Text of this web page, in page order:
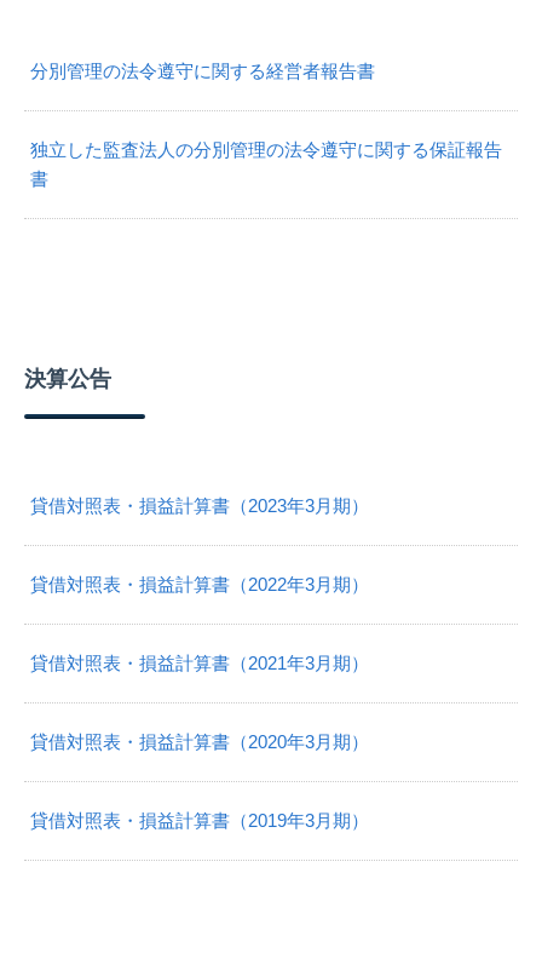
分別管理の法令遵守に関する経営者報告書
独立した監査法人の分別管理の法令遵守に関する保証報告
書
決算公告
貸借対照表・損益計算書（2023年3月期）
貸借対照表・損益計算書（2022年3月期）
貸借対照表・損益計算書（2021年3月期）
貸借対照表・損益計算書（2020年3月期）
貸借対照表・損益計算書（2019年3月期）